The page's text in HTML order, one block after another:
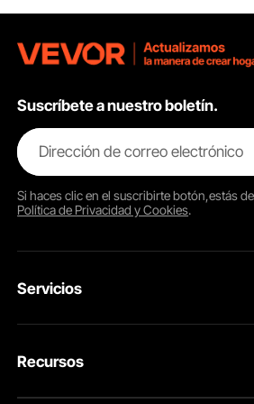
Suscríbete a nuestro boletín.
Dirección de correo electrónico
Si haces clic en elsuscribirtebotón,estás
Política de Privacidad y Cookies.
Servicios
Tus Pedidos
Recursos